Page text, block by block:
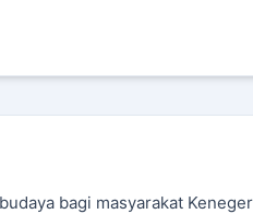
bagi masyarakat